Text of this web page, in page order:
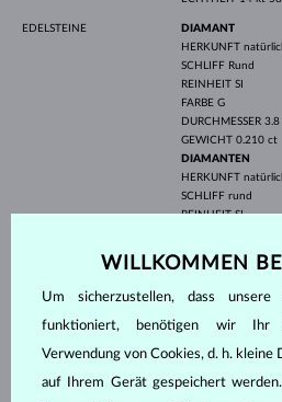
EDELSTEINE
DIAMANT
HERKUNFT
SCHLIFF Rund
REINHEIT SI
FARBE G
DURCHMESSER 3.8
GEWICHT 0.210 ct
DIAMANTEN
HERKUNFT
SCHLIFF rund
REINHEITSI
GEWICHT0.165 ct
BREITE 7.3 mm
LÄNGE 400.00 mm
GEWICHT 1.30 g
WILLKOMMEN
Um sicherzustellen, dass unsere
funktioniert, benötigen wir Ihr
Verwendung von Cookies, d. h. kleine
auf Ihrem Gerät gespeichert